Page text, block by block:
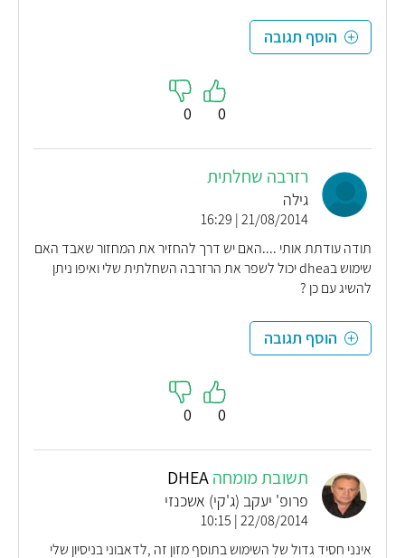
הוסף תגובה
0
0
רזרבה שחלתית
גילה
21/08/2014 | 16:29
תודה עודתת אותי ....האם יש דרך להחזיר את המחזור שאבד האם
שימוש בdhea יכול לשפר את הרזרבה השחלתית שלי ואיפו ניתן
להשיג עם כן ?
הוסף תגובה
0
0
תשובת מומחהDHEA
פרופ' יעקב (ג'קי) אשכנזי
22/08/2014 | 10:15
אינני חסיד גדול של השימוש בתוסף מזון זה ,לדאבוני בניסיון שלי